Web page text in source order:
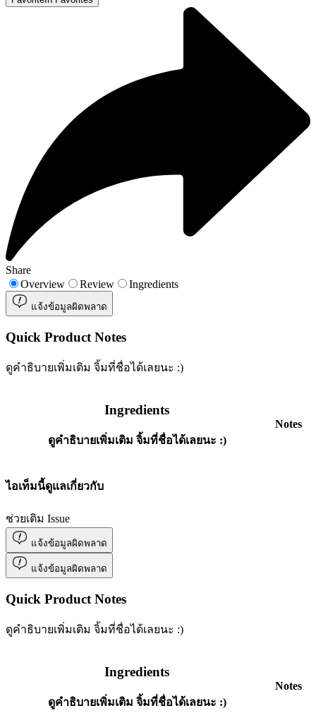
Share
Overview
Review Ingredients
แจ้งข้อมูลผิดพลาด
Quick Product Notes
ดูคำธิบายเพิ่มเติม จิ้มที่ชื่อได้เลยนะ :)
Ingredients
ดูคำธิบายเพิ่มเติม จิ้มที่ชื่อได้เลยนะ :)
Notes
ไอเท็มนี้ดูแลเกี่ยวกับ
ช่วยเติม Issue
แจ้งข้อมูลผิดพลาด
แจ้งข้อมูลผิดพลาด
Quick Product Notes
ดูคำธิบายเพิ่มเติม จิ้มที่ชื่อได้เลยนะ :)
Ingredients
ดูคำธิบายเพิ่มเติม จิ้มที่ชื่อได้เลยนะ :)
Notes